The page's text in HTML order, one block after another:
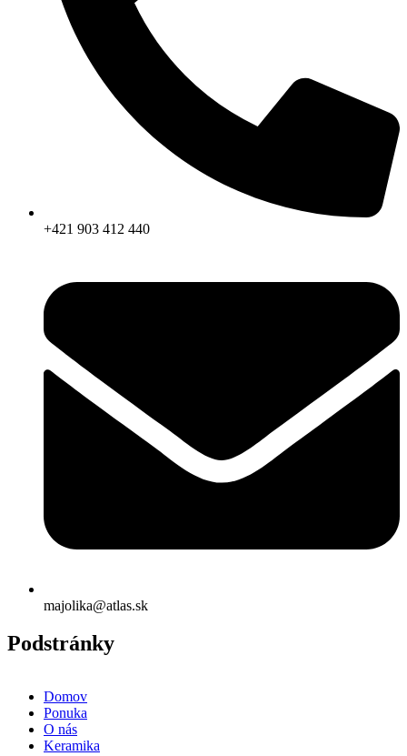
+421 903 412 440
majolika@atlas.sk
Podstránky
Domov
Ponuka
O nás
Keramika